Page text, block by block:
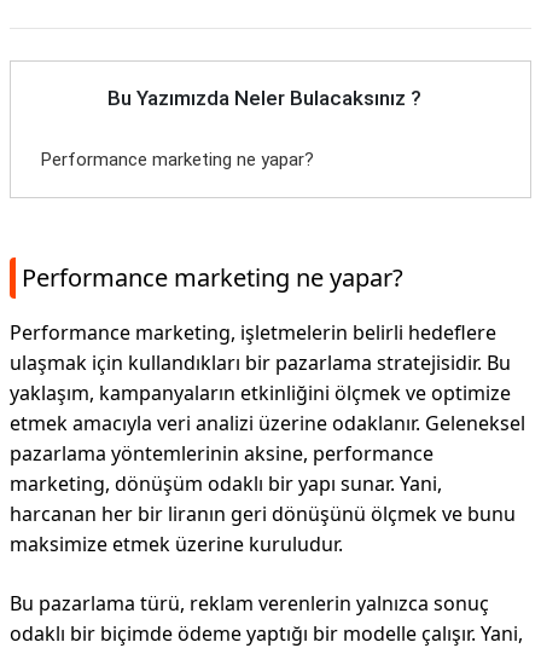
Bu Yazımızda Neler Bulacaksınız ?
Performance marketing ne yapar?
Performance marketing ne yapar?
Performance marketing, işletmelerin belirli hedeflere
ulaşmak için kullandıkları bir pazarlama stratejisidir. Bu
yaklaşım, kampanyaların etkinliğini ölçmek ve optimize
etmek amacıyla veri analizi üzerine odaklanır. Geleneksel
pazarlama yöntemlerinin aksine, performance
marketing, dönüşüm odaklı bir yapı sunar. Yani,
harcanan her bir liranın geri dönüşünü ölçmek ve bunu
maksimize etmek üzerine kuruludur.
Bu pazarlama türü, reklam verenlerin yalnızca sonuç
odaklı bir biçimde ödeme yaptığı bir modelle çalışır. Yani,